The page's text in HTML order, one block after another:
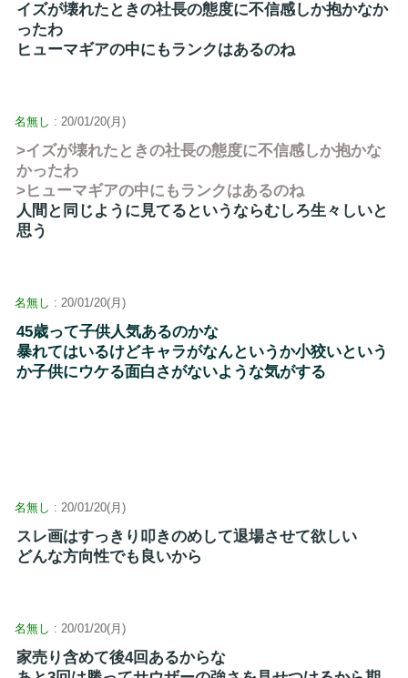
イズが壊れたときの社長の態度に不信感しか抱かなか
ったわ
ヒューマギアの中にもランクはあるのね
名無し : 20/01/20(月)
>イズが壊れたときの社長の態度に不信感しか抱かな
かったわ
>ヒューマギアの中にもランクはあるのね
人間と同じように見てるというならむしろ生々しいと
思う
名無し : 20/01/20(月)
45歳って子供人気あるのかな
暴れてはいるけどキャラがなんというか小狡いという
か子供にウケる面白さがないような気がする
名無し : 20/01/20(月)
スレ画はすっきり叩きのめして退場させて欲しい
どんな方向性でも良いから
名無し : 20/01/20(月)
家売り含めて後4回あるからな